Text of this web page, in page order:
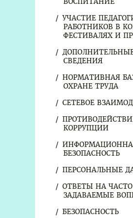
УЧАСТИЕ
РАБОТНИКОВ В
ФЕСТИВАЛЯХ И
СВЕДЕНИЯ
НОРМАТИВНАЯ
ОХРАНЕ ТРУДА
СЕТЕВОЕ
КОРРУПЦИИ
БЕЗОПАСНОСТЬ
ПЕРСОНАЛЬНЫЕ
ОТВЕТЫ НА ЧАСТО
ЗАДАВАЕМЫЕ
БЕЗОПАСНОСТЬ